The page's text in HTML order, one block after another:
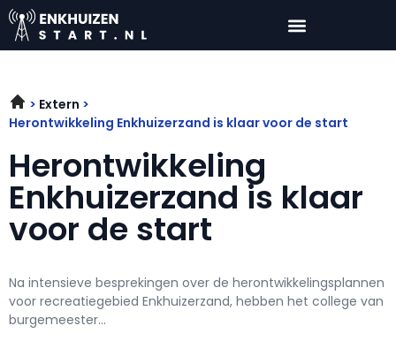
Extern
Herontwikkeling Enkhuizerzand is klaar voor de start
Herontwikkeling
Enkhuizerzand is klaar
voor de start
Na intensieve besprekingen over de herontwikkelingsplannen
voor recreatiegebied Enkhuizerzand, hebben het college van
burgemeester...